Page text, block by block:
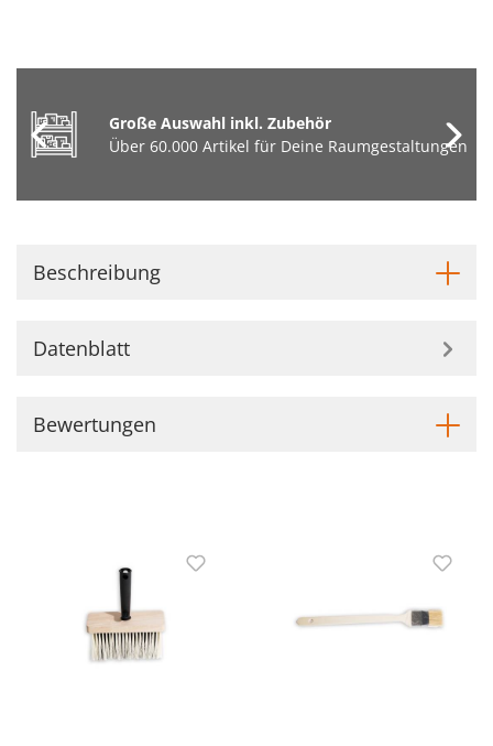
Große Auswahl inkl. Zubehör
Über 60.000 Artikel für Deine Raumgestaltungen
Beschreibung
Datenblatt
Bewertungen